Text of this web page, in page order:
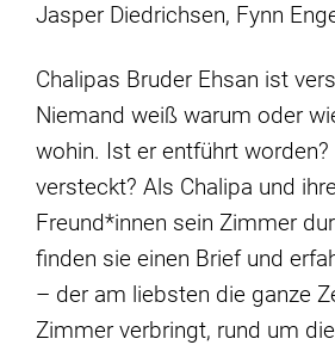
Jasper Diedrichsen, Fynn
Chalipas Bruder Ehsan ist
Niemand weiß warum oder
wohin. Ist er entführt worden?
versteckt? Als Chalipa und
Freund*innen sein Zimmer
finden sie einen Brief und
– der am liebsten die ganze
Zimmer verbringt, rund um